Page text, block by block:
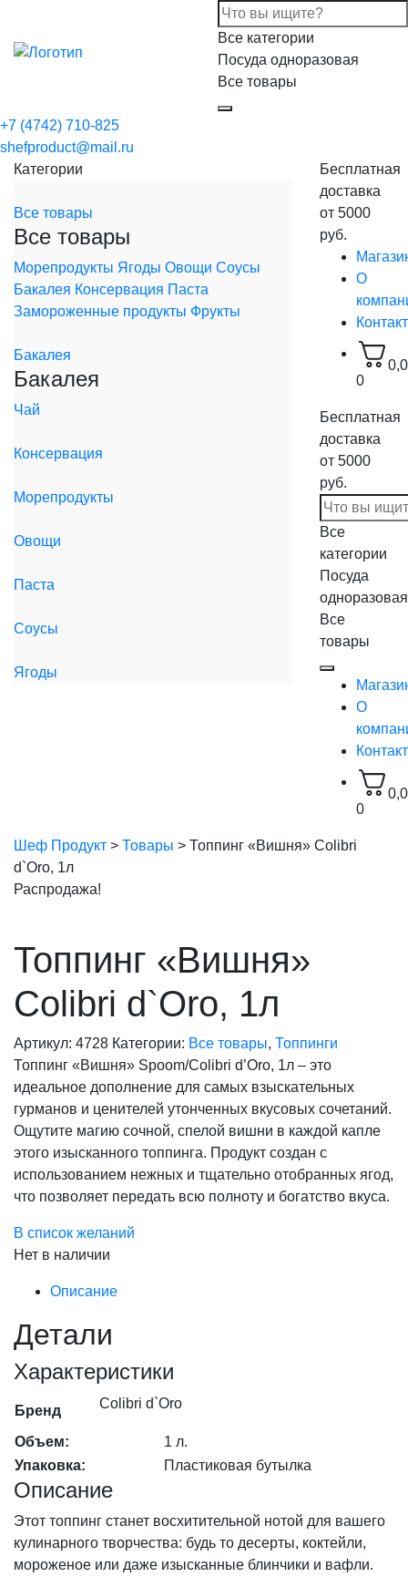
Все категории
Посуда одноразовая
Все товары
+7 (4742) 710-825
shefproduct@mail.ru
Категории
Все товары
Все товары
Морепродукты Ягоды Овощи Соусы
Бакалея Консервация Паста
Замороженные продукты Фрукты
Бакалея
Бакалея
Чай
Консервация
Морепродукты
Овощи
Паста
Соусы
Ягоды
Бесплатная
доставка
от 5000
руб.
О
0
Бесплатная
доставка
от 5000
руб.
Все
категории
Посуда
одноразовая
Все
товары
О
0
Шеф Продукт > Товары > Топпинг «Вишня» Colibri
d`Oro, 1л
Распродажа!
Топпинг «Вишня»
Colibri d`Oro, 1л
Артикул: 4728 Категории: Все товары, Топпинги
Топпинг «Вишня» Spoom/Colibri d’Oro, 1л – это
идеальное дополнение для самых взыскательных
гурманов и ценителей утонченных вкусовых сочетаний.
Ощутите магию сочной, спелой вишни в каждой капле
этого изысканного топпинга. Продукт создан с
использованием нежных и тщательно отобранных ягод,
что позволяет передать всю полноту и богатство вкуса.
В список желаний
Нет в наличии
Описание
Детали
Характеристики
Бренд Colibri d`Oro
Объем:
1 л.
Упаковка:
Пластиковая бутылка
Описание
Этот топпинг станет восхитительной нотой для вашего
кулинарного творчества: будь то десерты, коктейли,
мороженое или даже изысканные блинчики и вафли.